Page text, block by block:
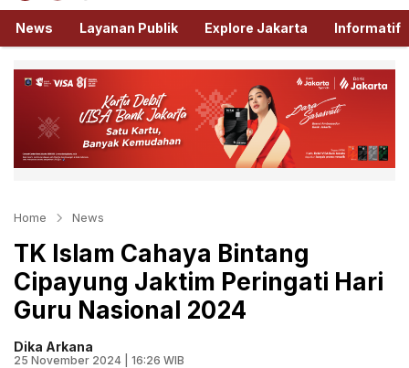
Haijakarta.id
Semua Tentang Jakarta Ada Disini!
News Layanan Publik Explore Jakarta Informatif
Home News
TK Islam Cahaya Bintang
Cipayung Jaktim Peringati Hari
Guru Nasional 2024
Dika Arkana
25 November 2024 | 16:26 WIB